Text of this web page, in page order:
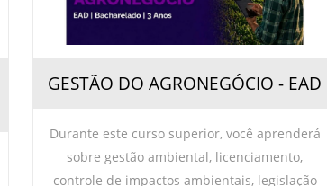
GESTÃO DO AGRONEGÓCIO - EAD
Durante este curso superior, você aprenderá
sobre gestão ambiental, licenciamento,
controle de impactos ambientais, legislação